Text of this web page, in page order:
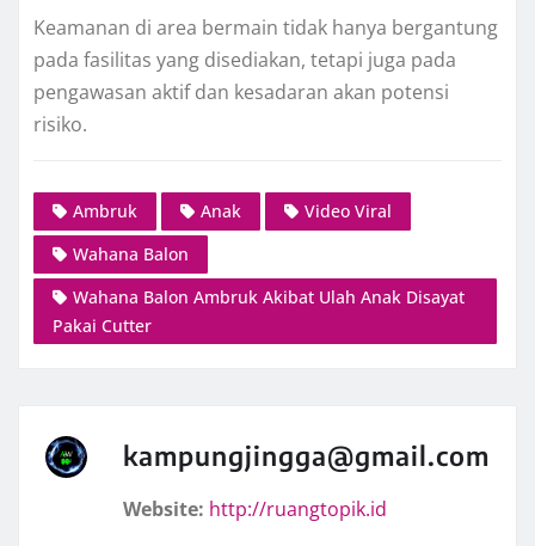
Keamanan di area bermain tidak hanya bergantung
pada fasilitas yang disediakan, tetapi juga pada
pengawasan aktif dan kesadaran akan potensi
risiko.
Ambruk Anak
Video Viral
Wahana Balon
Wahana Balon Ambruk Akibat Ulah Anak Disayat
Pakai Cutter
kampungjingga@gmail.com
Website: http://ruangtopik.id